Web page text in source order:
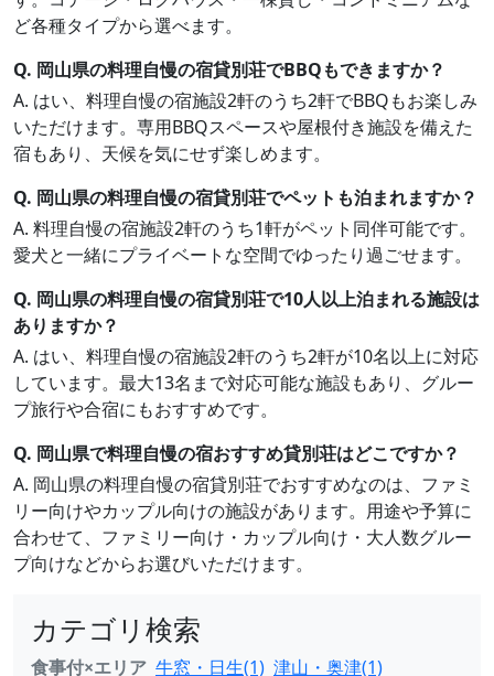
ど各種タイプから選べます。
Q. 岡山県の料理自慢の宿貸別荘でBBQもできますか？
A. はい、料理自慢の宿施設2軒のうち2軒でBBQもお楽しみ
いただけます。専用BBQスペースや屋根付き施設を備えた
宿もあり、天候を気にせず楽しめます。
Q. 岡山県の料理自慢の宿貸別荘でペットも泊まれますか？
A. 料理自慢の宿施設2軒のうち1軒がペット同伴可能です。
愛犬と一緒にプライベートな空間でゆったり過ごせます。
Q. 岡山県の料理自慢の宿貸別荘で10人以上泊まれる施設は
ありますか？
A. はい、料理自慢の宿施設2軒のうち2軒が10名以上に対応
しています。最大13名まで対応可能な施設もあり、グルー
プ旅行や合宿にもおすすめです。
Q. 岡山県で料理自慢の宿おすすめ貸別荘はどこですか？
A. 岡山県の料理自慢の宿貸別荘でおすすめなのは、ファミ
リー向けやカップル向けの施設があります。用途や予算に
合わせて、ファミリー向け・カップル向け・大人数グルー
プ向けなどからお選びいただけます。
カテゴリ検索
食事付×エリア 牛窓・日生(1) 津山・奥津(1)